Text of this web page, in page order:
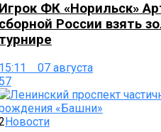
ФК «Норильск»
России взять
07 августа
Новости